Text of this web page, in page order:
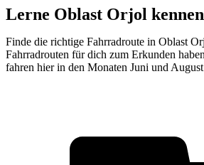
Lerne Oblast Orjol kennen
Finde die richtige Fahrradroute in Oblast
Fahrradrouten für dich zum Erkunden
fahren hier in den Monaten Juni und